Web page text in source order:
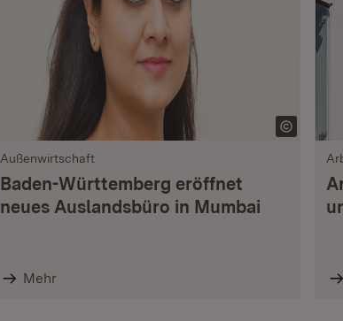
Außenwirtschaft
Baden-Württemberg eröffnet
neues Auslandsbüro in Mumbai
Mehr